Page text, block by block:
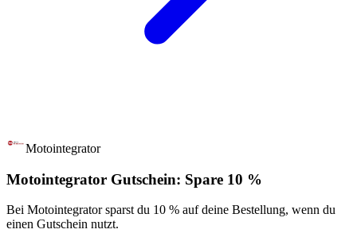
Motointegrator
Motointegrator Gutschein: Spare 10 %
Bei Motointegrator sparst du 10 % auf deine Bestellung, wenn du
einen Gutschein nutzt.